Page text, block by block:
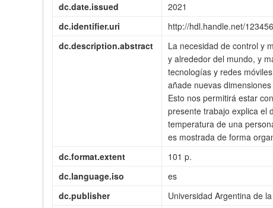
dc.date.issued
2021
dc.identifier.uri
http://hdl.handle.net/
dc.description.abstract
La necesidad de control y
y alrededor del mundo, y
tecnologías y redes
añade nuevas
Esto nos permitirá estar
presente trabajo explica el
temperatura de una
es mostrada de forma
dc.format.extent 101 p.
dc.language.iso
es
dc.publisher
Universidad Argentina de